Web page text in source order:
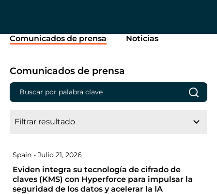
Comunicados de prensa Noticias
Comunicados de prensa
Filtrar resultado
Spain - Julio 21, 2026
Eviden integra su tecnología de cifrado de
claves (KMS) con Hyperforce para impulsar la
seguridad de los datos y acelerar la IA